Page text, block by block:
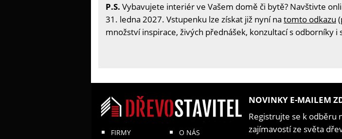
P.S. Vybavujete interiér ve Vašem domě či bytě? Navštivte
31. ledna 2027. Vstupenku lze získat již nyní na tomto odkazu
množství inspirace, živých přednášek, konzultací s odborníky i
FIRMY O NÁS
NOVINKY E-MAILEM
Registrujte se k odběru
zajímavostí ze světa